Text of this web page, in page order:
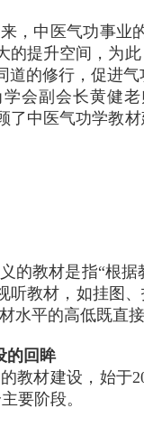
，中医气功事业
的提升空间，为
道的修行，促进
会副会长黄健老
了中医气功学教
的教材是指“根
听教材，如挂图
水平的高低既直
的回眸
教材建设，始于
要阶段。